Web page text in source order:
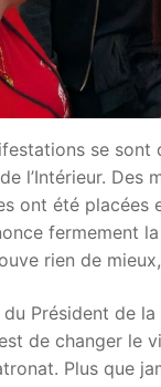
se
l’Intérieur. Des
ont été placées
fermement
rien de
Président de
de changer le
Plus que